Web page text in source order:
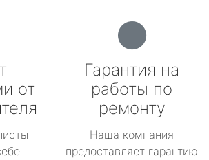
от
Гарантия на
работы по
ремонту
Наша компания
предоставляет гарантию